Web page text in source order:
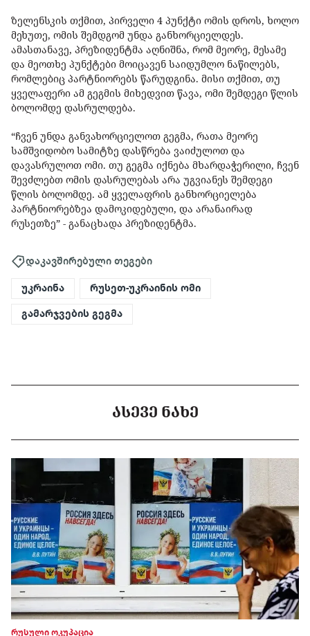
ზელენსკის თქმით, პირველი 4 პუნქტი ომის დროს, ხოლო
მეხუთე, ომის შემდგომ უნდა განხორციელდეს.
ამასთანავე, პრეზიდენტმა აღნიშნა, რომ მეორე, მესამე
და მეოთხე პუნქტები მოიცავენ საიდუმლო ნაწილებს,
რომლებიც პარტნიორებს წარუდგინა. მისი თქმით, თუ
ყველაფერი ამ გეგმის მიხედვით წავა, ომი შემდეგი წლის
ბოლომდე დასრულდება.
“ჩვენ უნდა განვახორციელოთ გეგმა, რათა მეორე
სამშვიდობო სამიტზე დასწრება ვაიძულოთ და
დავასრულოთ ომი. თუ გეგმა იქნება მხარდაჭერილი, ჩვენ
შევძლებთ ომის დასრულებას არა უგვიანეს შემდეგი
წლის ბოლომდე. ამ ყველაფრის განხორციელება
პარტნიორებზეა დამოკიდებული, და არანაირად
რუსეთზე” - განაცხადა პრეზიდენტმა.
დაკავშირებული თეგები
უკრაინა რუსეთ-უკრაინის ომი
გამარჯვების გეგმა
ᲐᲡᲔᲕᲔ ᲜᲐᲮᲔ
რუსული ოკუპაცია